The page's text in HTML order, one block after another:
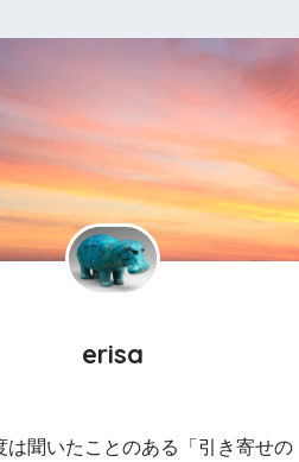
erisa
は聞いたことのある「引き寄せの